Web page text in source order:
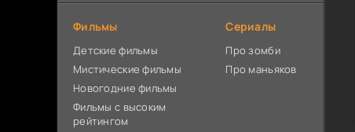
Фильмы
Детские фильмы
Мистические фильмы
Новогодние фильмы
Фильмы с высоким
рейтингом
Сериалы
Про зомби
Про маньяков